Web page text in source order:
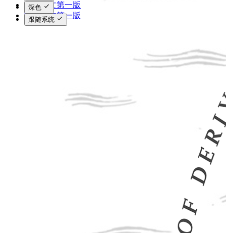
简体中文第一版
繁体中文第一版
深色
跟随系统